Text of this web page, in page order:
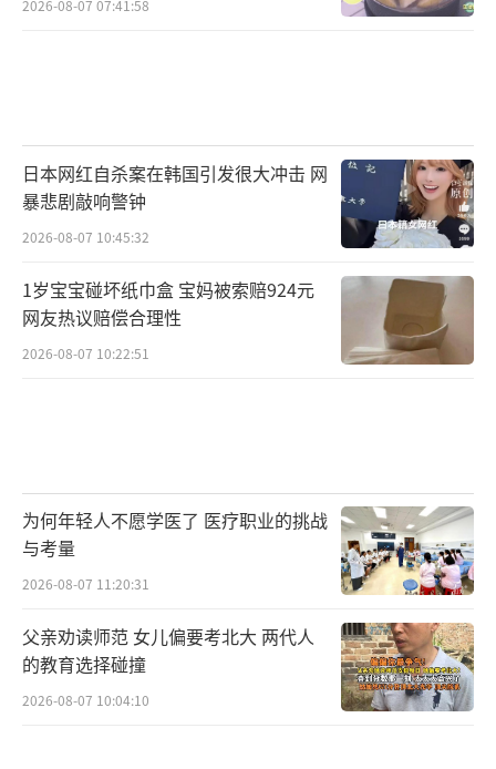
2026-08-07 07:41:58
日本网红自杀案在韩国引发很大冲击 网
暴悲剧敲响警钟
2026-08-07 10:45:32
1岁宝宝碰坏纸巾盒 宝妈被索赔924元
网友热议赔偿合理性
2026-08-07 10:22:51
为何年轻人不愿学医了 医疗职业的挑战
与考量
2026-08-07 11:20:31
父亲劝读师范 女儿偏要考北大 两代人
的教育选择碰撞
2026-08-07 10:04:10